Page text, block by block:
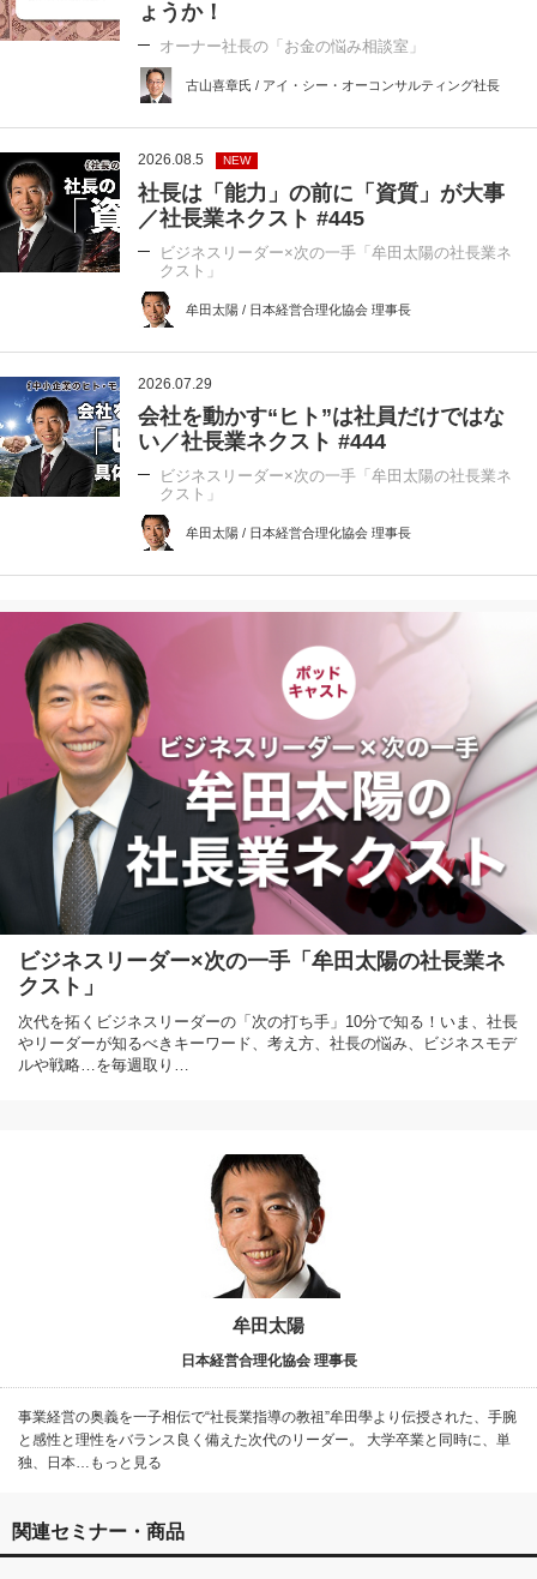
ょうか！
オーナー社長の「お金の悩み相談室」
古山喜章氏 / アイ・シー・オーコンサルティング社長
2026.08.5 NEW
社長は「能力」の前に「資質」が大事
／社長業ネクスト #445
ビジネスリーダー×次の一手「牟田太陽の社長業ネ
クスト」
牟田太陽 / 日本経営合理化協会 理事長
2026.07.29
会社を動かす“ヒト”は社員だけではな
い／社長業ネクスト #444
ビジネスリーダー×次の一手「牟田太陽の社長業ネ
クスト」
牟田太陽 / 日本経営合理化協会 理事長
ビジネスリーダー×次の一手「牟田太陽の社長業ネ
クスト」
次代を拓くビジネスリーダーの「次の打ち手」10分で知る！いま、社長
やリーダーが知るべきキーワード、考え方、社長の悩み、ビジネスモデ
ルや戦略…を毎週取り…
牟田太陽
日本経営合理化協会 理事長
事業経営の奥義を一子相伝で“社長業指導の教祖”牟田學より伝授された、手腕
と感性と理性をバランス良く備えた次代のリーダー。 大学卒業と同時に、単
独、日本…もっと見る
関連セミナー・商品